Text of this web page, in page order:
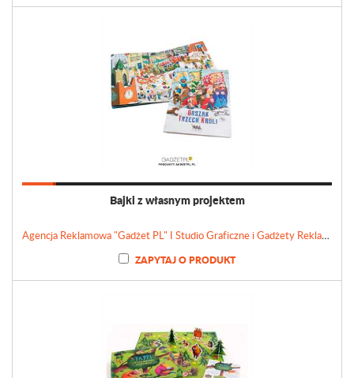
Bajki z własnym projektem
Agencja Reklamowa "Gadżet PL" I Studio Graficzne i Gadżety Reklamowe
ZAPYTAJ O PRODUKT